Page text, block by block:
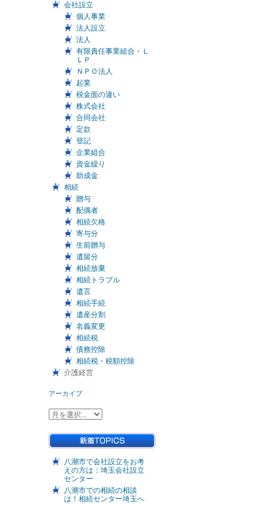
会社設立
個人事業
法人設立
法人
有限責任事業組合・Ｌ
ＬＰ
ＮＰＯ法人
起業
税金面の違い
株式会社
合同会社
定款
登記
企業組合
資金繰り
助成金
相続
贈与
配偶者
相続欠格
寄与分
生前贈与
遺留分
相続放棄
相続トラブル
遺言
相続手続
遺産分割
名義変更
相続税
債務控除
相続税・税額控除
介護経営
アーカイブ
八潮市で会社設立をお考
えの方は：埼玉会社設立
センター
八潮市での相続の相談
は！相続センター埼玉へ